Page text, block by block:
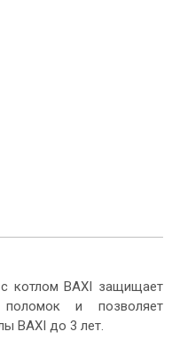
с котлом BAXI защищает
и позволяет
BAXI до 3 лет.